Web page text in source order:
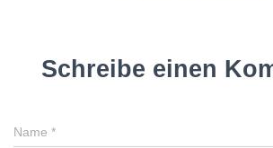
Schreibe einen
Name *